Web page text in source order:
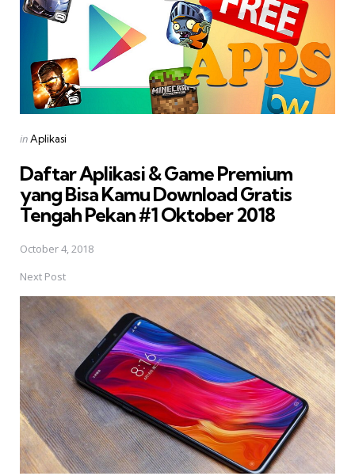
Posted
inAplikasi
Daftar Aplikasi & Game Premium
yang Bisa Kamu Download Gratis 
Tengah Pekan #1 Oktober 2018
October 4, 2018
Next Post